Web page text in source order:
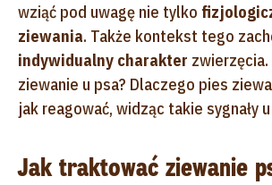
wziąć pod uwagę nie tylko
ziewania. Także kontekst tego
indywidualny charakter
ziewanie u psa? Dlaczego pies
jak reagować, widząc takie sygnały
Jak traktować ziewanie